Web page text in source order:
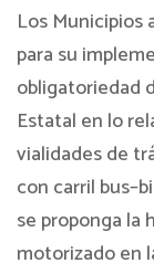
Los Municipios
para su
obligatoriedad
Estatal en lo
vialidades de
con carril
se proponga la
motorizado en